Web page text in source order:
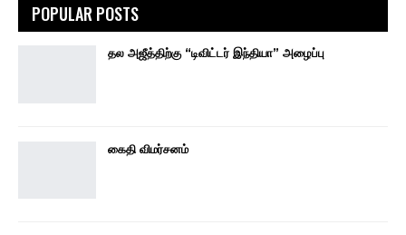
POPULAR POSTS
தல அஜீத்திற்கு “டிவிட்டர் இந்தியா” அழைப்பு
கைதி விமர்சனம்